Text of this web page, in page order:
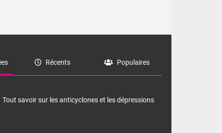
Récents Populaires
Tout savoir sur les anticyclones et les dépressions